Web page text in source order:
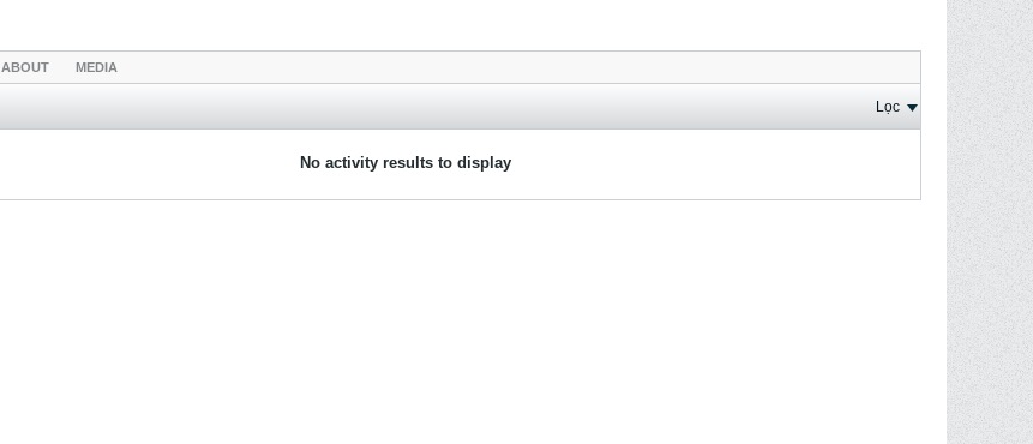
ABOUT MEDIA
Lọc
No activity results to display